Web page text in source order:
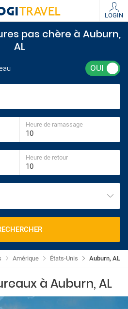
LOGIN
pas chère à Auburn,
AL
Heure de ramassage
Heure de retour
Auburn, AL
États-Unis
Amérique
à Auburn, AL